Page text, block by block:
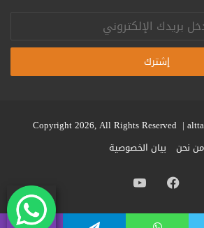
من نحن
بيان الخصوصية
فيسبوك